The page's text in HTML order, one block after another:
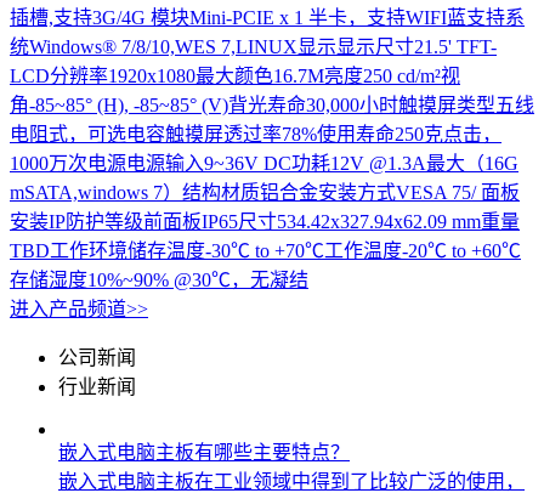
插槽,支持3G/4G 模块Mini-PCIE x 1 半卡，支持WIFI蓝支持系
统Windows® 7/8/10,WES 7,LINUX显示显示尺寸21.5' TFT-
LCD分辨率1920x1080最大颜色16.7M亮度250 cd/m²视
角-85~85° (H), -85~85° (V)背光寿命30,000小时触摸屏类型五线
电阻式，可选电容触摸屏透过率78%使用寿命250克点击，
1000万次电源电源输入9~36V DC功耗12V @1.3A最大（16G
mSATA,windows 7）结构材质铝合金安装方式VESA 75/ 面板
安装IP防护等级前面板IP65尺寸534.42x327.94x62.09 mm重量
TBD工作环境储存温度-30℃ to +70℃工作温度-20℃ to +60℃
存储湿度10%~90% @30℃，无凝结
进入产品频道>>
公司新闻
行业新闻
嵌入式电脑主板有哪些主要特点？
嵌入式电脑主板在工业领域中得到了比较广泛的使用，